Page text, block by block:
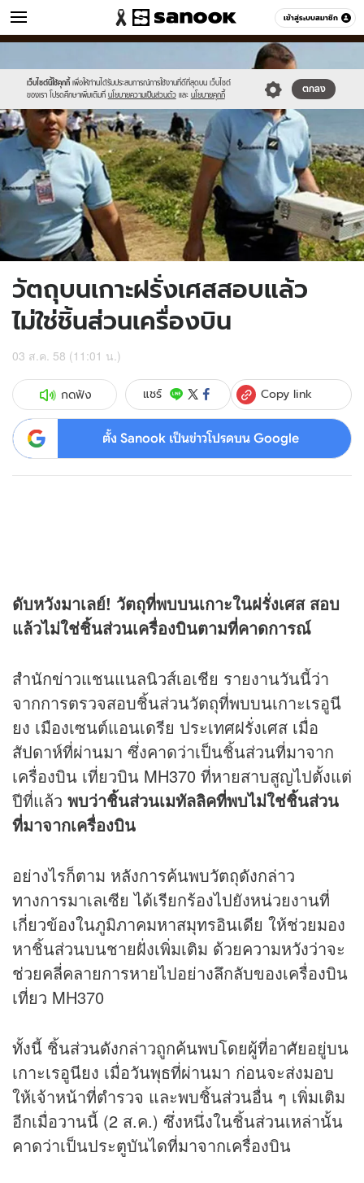
เข้าสู่ระบบสมาชิก
ข่าว หมวดอื่นๆ
เว็บไซต์นี้ใช้คุกกี้ เพื่อให้ท่านได้รับประสบการณ์การใช้งานที่ดีที่สุดบน เว็บไซต์
ของเรา โปรดศึกษาเพิ่มเติมที่ นโยบายความเป็นส่วนตัว และ นโยบายคุกกี้
ตกลง
new-
sanook.png
วัตถุบนเกาะฝรั่งเศสสอบแล้ว
ไม่ใช่ชิ้นส่วนเครื่องบิน
03 ส.ค. 58 (11:01 น.)
กดฟัง แชร์ Copy link
ตั้ง Sanook เป็นข่าวโปรดบน Google
ดับหวังมาเลย์! วัตถุที่พบบนเกาะในฝรั่งเศส สอบ
แล้วไม่ใช่ชิ้นส่วนเครื่องบินตามที่คาดการณ์
สำนักข่าวแชนแนลนิวส์เอเชีย รายงานวันนี้ว่า
จากการตรวจสอบชิ้นส่วนวัตถุที่พบบนเกาะเรอูนี
ยง เมืองเซนต์แอนเดรีย ประเทศฝรั่งเศส เมื่อ
สัปดาห์ที่ผ่านมา ซึ่งคาดว่าเป็นชิ้นส่วนที่มาจาก
เครื่องบิน เที่ยวบิน MH370 ที่หายสาบสูญไปตั้งแต่
ปีที่แล้ว พบว่าชิ้นส่วนเมทัลลิคที่พบไม่ใช่ชิ้นส่วน
ที่มาจากเครื่องบิน
อย่างไรก็ตาม หลังการค้นพบวัตถุดังกล่าว
ทางการมาเลเซีย ได้เรียกร้องไปยังหน่วยงานที่
เกี่ยวข้องในภูมิภาคมหาสมุทรอินเดีย ให้ช่วยมอง
หาชิ้นส่วนบนชายฝั่งเพิ่มเติม ด้วยความหวังว่าจะ
ช่วยคลี่คลายการหายไปอย่างลึกลับของเครื่องบิน
เที่ยว MH370
ทั้งนี้ ชิ้นส่วนดังกล่าวถูกค้นพบโดยผู้ที่อาศัยอยู่บน
เกาะเรอูนียง เมื่อวันพุธที่ผ่านมา ก่อนจะส่งมอบ
ให้เจ้าหน้าที่ตำรวจ และพบชิ้นส่วนอื่น ๆ เพิ่มเติม
อีกเมื่อวานนี้ (2 ส.ค.) ซึ่งหนึ่งในชิ้นส่วนเหล่านั้น
คาดว่าเป็นประตูบันไดที่มาจากเครื่องบิน